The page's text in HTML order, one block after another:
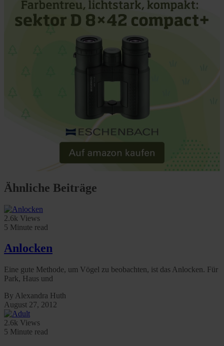
Ähnliche Beiträge
2.6k Views
5 Minute read
Anlocken
Eine gute Methode, um Vögel zu beobachten, ist das Anlocken. Für
Park, Haus und
By Alexandra Huth
August 27, 2012
2.6k Views
5 Minute read